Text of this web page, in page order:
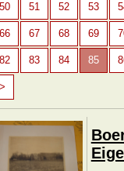
50 51 52 53
66 67 68 69
82 83 84 85
>